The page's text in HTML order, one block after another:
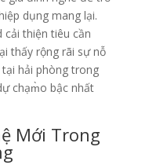
dụng mang lại.
cải thiện tiêu cần
thấy rộng rãi sự nỗ
hải phòng trong
chạm̀o bậc nhất
Mới Trong